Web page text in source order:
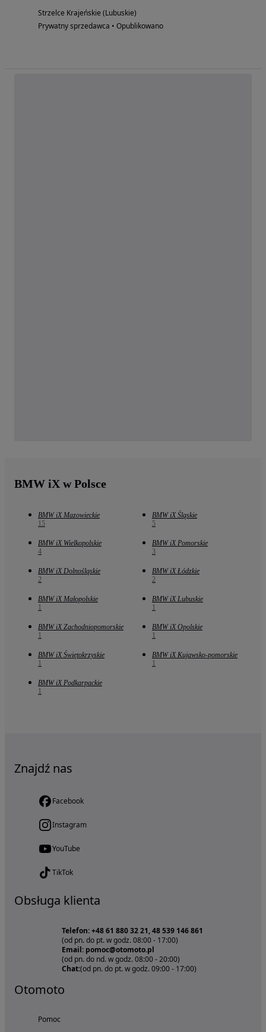
Strzelce Krajeńskie (Lubuskie)
Prywatny sprzedawca • Opublikowano
BMW iX w Polsce
BMW iX Mazowieckie
15
BMW iX Śląskie
5
BMW iX Wielkopolskie
4
BMW iX Pomorskie
3
BMW iX Dolnośląskie
2
BMW iX Łódzkie
2
BMW iX Małopolskie
1
BMW iX Lubuskie
1
BMW iX Zachodniopomorskie
1
BMW iX Opolskie
1
BMW iX Świętokrzyskie
1
BMW iX Kujawsko-pomorskie
1
BMW iX Podkarpackie
1
Znajdź nas
Facebook
Instagram
YouTube
TikTok
Obsługa klienta
Telefon: +48 61 880 32 21, 48 539 146 861
(od pn. do pt. w godz. 08:00 - 17:00)
Email: pomoc@otomoto.pl
(od pn. do nd. w godz. 08:00 - 20:00)
Chat:(od pn. do pt. w godz. 09:00 - 17:00)
Otomoto
Pomoc